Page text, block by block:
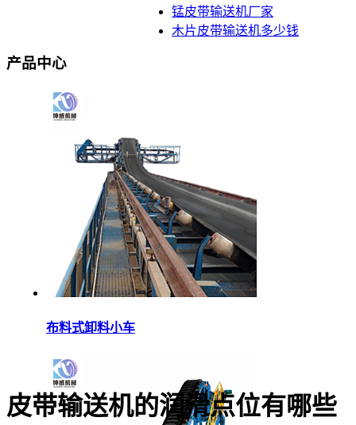
锰皮带输送机厂家
木片皮带输送机多少钱
产品中心
布料式卸料小车
皮带输送机的润滑点位有哪些